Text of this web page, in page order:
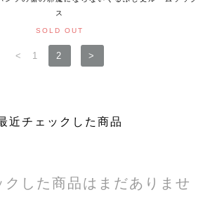
ス
SOLD OUT
< 1 2 >
近チェックした商品
クした商品はまだありませ